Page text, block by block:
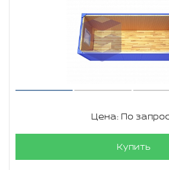
Цена: По
Купить